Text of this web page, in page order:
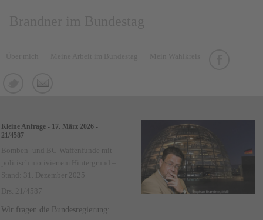
Kleine Anfrage - 17. März 2026 -
21/4587
Bomben- und BC-Waffenfunde mit
politisch motiviertem Hintergrund –
Stand: 31. Dezember 2025
Drs. 21/4587
Wir fragen die Bundesregierung: